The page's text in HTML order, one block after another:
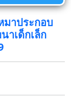
มาประกอบ
าเด็กเล็ก